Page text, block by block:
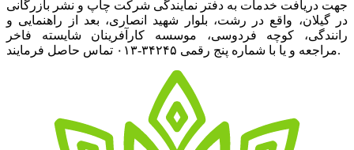
جهت دریافت خدمات به دفتر نمایندگی شرکت چاپ و نشر بازرگانی
در گیلان، واقع در رشت، بلوار شهید انصاری، بعد از راهنمایی و
رانندگی، کوچه فردوسی، موسسه کارآفرینان شایسته فاخر
مراجعه و یا با شماره پنج رقمی ۳۴۲۴۵-۰۱۳ تماس حاصل فرمایند.